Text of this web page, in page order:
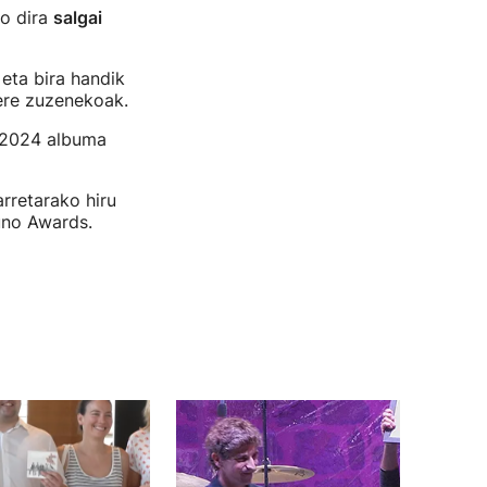
dira salgai
bira handik
zuzenekoak.
albuma
hiru
Awards.